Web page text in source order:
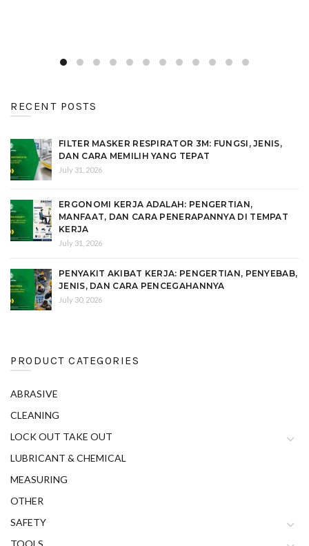
RECENT POSTS
FILTER MASKER RESPIRATOR 3M: FUNGSI, JENIS,
DAN CARA MEMILIH YANG TEPAT
July 31, 2026
ERGONOMI KERJA ADALAH: PENGERTIAN,
MANFAAT, DAN CARA PENERAPANNYA DI TEMPAT
KERJA
July 31, 2026
PENYAKIT AKIBAT KERJA: PENGERTIAN, PENYEBAB,
JENIS, DAN CARA PENCEGAHANNYA
July 30, 2026
PRODUCT CATEGORIES
ABRASIVE
CLEANING
LOCK OUT TAKE OUT
LUBRICANT & CHEMICAL
MEASURING
OTHER
SAFETY